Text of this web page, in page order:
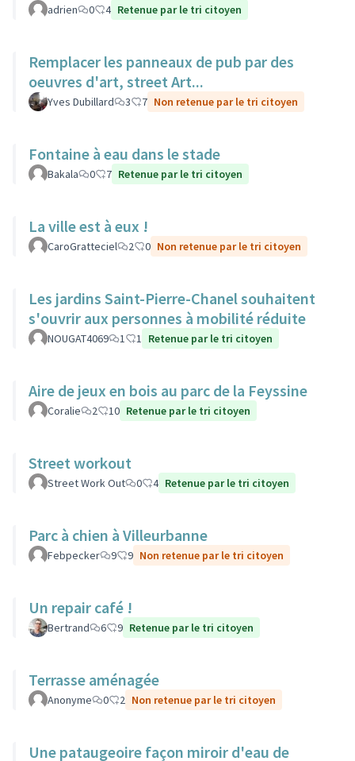
adrien 0 4 Retenue par le tri citoyen
Remplacer les panneaux de pub par des
oeuvres d'art, street Art...
Yves Dubillard 3 7 Non retenue par le tri citoyen
Fontaine à eau dans le stade
Bakala 0 7 Retenue par le tri citoyen
La ville est à eux !
CaroGratteciel 2 0 Non retenue par le tri citoyen
Les jardins Saint-Pierre-Chanel souhaitent
s'ouvrir aux personnes à mobilité réduite
NOUGAT4069 1 1 Retenue par le tri citoyen
Aire de jeux en bois au parc de la Feyssine
Coralie 2 10 Retenue par le tri citoyen
Street workout
Street Work Out 0 4 Retenue par le tri citoyen
Parc à chien à Villeurbanne
Febpecker 9 9 Non retenue par le tri citoyen
Un repair café !
Bertrand 6 9 Retenue par le tri citoyen
Terrasse aménagée
Anonyme 0 2 Non retenue par le tri citoyen
Une pataugeoire façon miroir d'eau de